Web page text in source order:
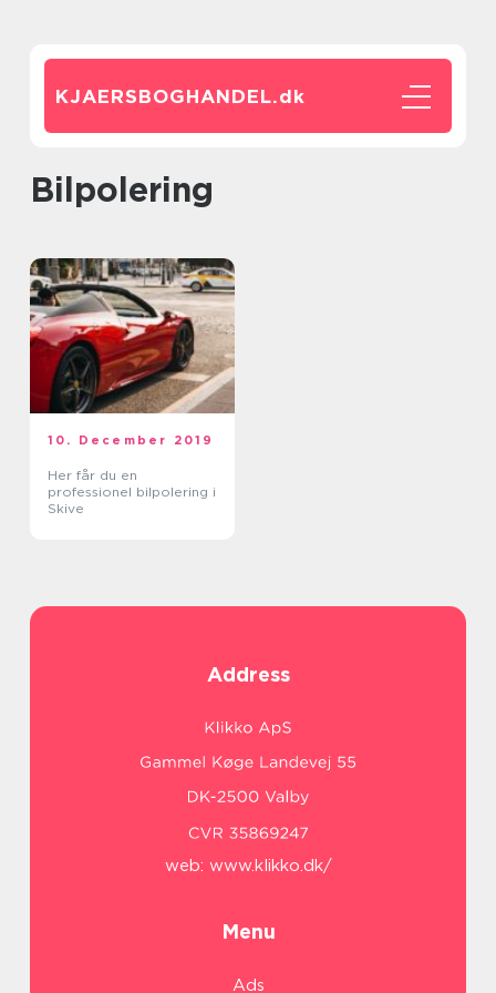
KJAERSBOGHANDEL.dk
bilpolering
10. December 2019
Her får du en
professionel bilpolering i
Skive
Address
web: www.klikko.dk/
Menu
Ads